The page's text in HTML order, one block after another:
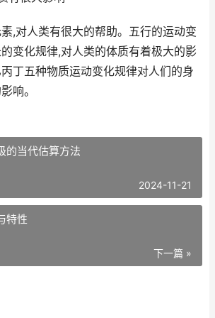
,对人类有很大的帮助。五行的运动变
变化规律,对人类的体质有着极大的影
丁五种物质运动变化规律对人们的身
响。
的当代估算方法
2024-11-21
特性
下一篇 »